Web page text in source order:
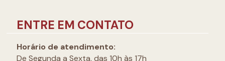
ENTRE EM CONTATO
Horário de atendimento:
De Segunda a Sexta, das 10h às 17h